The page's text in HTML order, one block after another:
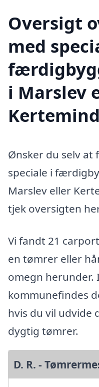
Oversigt
med
i Marslev
Ønsker du selv at
speciale i
Marslev eller
tjek oversigten
Vi fandt 21
en tømrer eller
omegn herunder.
kommunefindes
hvis du vil udvide
dygtig tømrer.
D. R. -